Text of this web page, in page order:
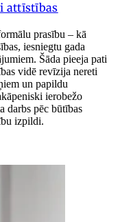
attīstības
prasību – kā
iesniegtu gada
Šāda pieeja pati
vidē revīzija nereti
un papildu
ierobežo
darbs pēc būtības
izpildi.